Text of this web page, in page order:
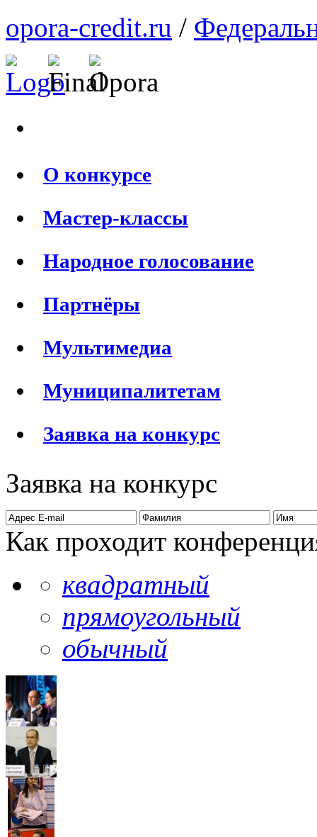
opora-credit.ru /
О конкурсе
Мастер-классы
Народное голосование
Партнёры
Мультимедиа
Муниципалитетам
Заявка на конкурс
Заявка на конкурс
Как проходит
квадратный
прямоугольный
обычный